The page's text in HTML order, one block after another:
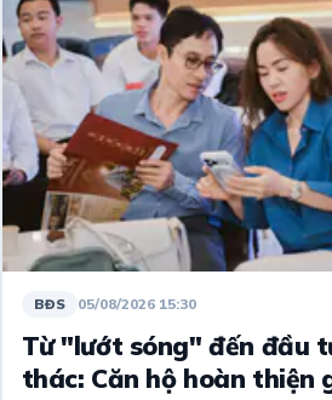
BĐS 05/08/2026 15:30
Từ "lướt sóng" đến đầu
thác: Căn hộ hoàn thiện